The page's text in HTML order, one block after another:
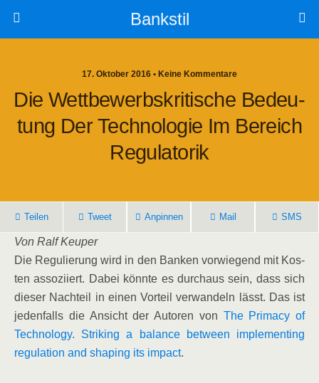
Bankstil
17. Oktober 2016 • Keine Kommentare
Die Wett­be­werbs­kri­ti­sche Bedeu­
Tung Der Tech­no­lo­gie Im Bereich
Regulatorik
Tei­len Tweet Anpin­nen Mail SMS
Von Ralf Keuper
Die Regu­lie­rung wird in den Ban­ken vor­wie­gend mit Kos­
ten asso­zi­iert. Dabei könn­te es durch­aus sein, dass sich
die­ser Nach­teil in einen Vor­teil ver­wan­deln lässt. Das ist
jeden­falls die Ansicht der Autoren von The Pri­ma­cy of
Tech­no­lo­gy. Striking a balan­ce bet­ween imple­men­ting
regu­la­ti­on and sha­ping its impact.